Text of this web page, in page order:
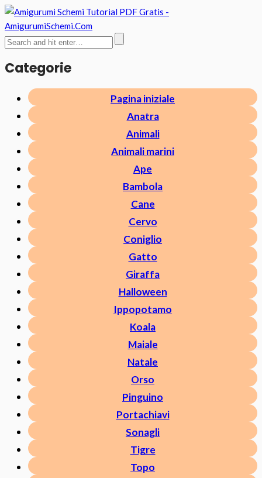
Categorie
Pagina iniziale
Anatra
Animali
Animali marini
Ape
Bambola
Cane
Cervo
Coniglio
Gatto
Giraffa
Halloween
Ippopotamo
Koala
Maiale
Natale
Orso
Pinguino
Portachiavi
Sonagli
Tigre
Topo